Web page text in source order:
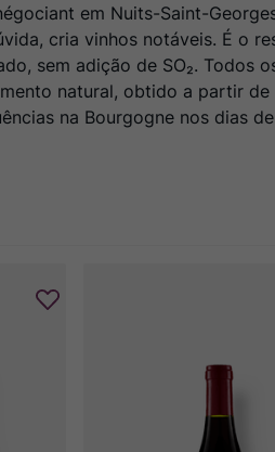
em Nuits-Saint-
cria vinhos notáveis. É o
sem adição de SO₂. Todos
natural, obtido a partir
na Bourgogne nos dias